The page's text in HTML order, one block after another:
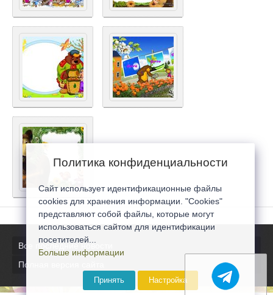
Все последние новости
Полная версия сайта
Политика конфиденциальности
Сайт использует идентификационные файлы
cookies для хранения информации. "Cookies"
представляют собой файлы, которые могут
использоваться сайтом для идентификации
посетителей...
Больше информации
Принять Настройка